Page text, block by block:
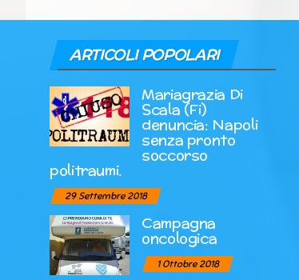
ARTICOLI POPOLARI
Mariagrazia Di
Scala (Fi)
denuncia: Napoli
senza pronto
soccorso
politraumi.
29 Settembre 2018
Campagna
oncologica
1 Ottobre 2018